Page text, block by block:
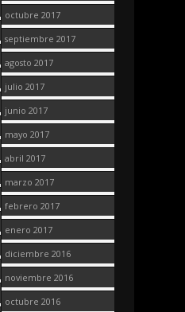
octubre 2017
septiembre 2017
agosto 2017
julio 2017
junio 2017
mayo 2017
abril 2017
marzo 2017
febrero 2017
enero 2017
diciembre 2016
noviembre 2016
octubre 2016